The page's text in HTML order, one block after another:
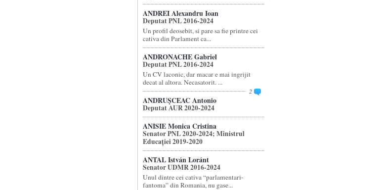
ANDREI Alexandru Ioan
Deputat PNL 2016-2024
Un profil deosebit, si pare sa fie printre cei
cativa din Parlament ca...
ANDRONACHE Gabriel
Deputat PNL 2016-2024
Un CV laconic, dar macar e mai ingrijit
decat al altora. Necasatorit. ...
2
ANDRUŞCEAC Antonio
Deputat AUR 2020-2024
ANISIE Monica Cristina
Senator PNL 2020-2024; Ministrul
Educației 2019-2020
ANTAL István Loránt
Senator UDMR 2016-2024
Unul dintre cei cativa “parlamentari-
fantoma” din Romania, nu gase...